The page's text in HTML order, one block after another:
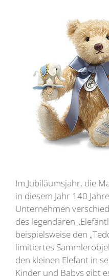
Im Jubiläumsjahr, die
in diesem Jahr 140
Unternehmen
des legendären
beispielsweise den
limitiertes
den kleinen Elefant in
Kinder und Babys gibt